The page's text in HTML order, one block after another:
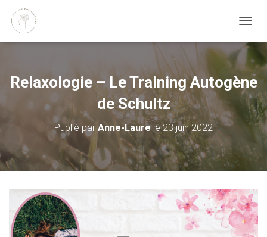
Relaxologie – Le Training Autogène
de Schultz
Publié par Anne-Laurele23 juin 2022